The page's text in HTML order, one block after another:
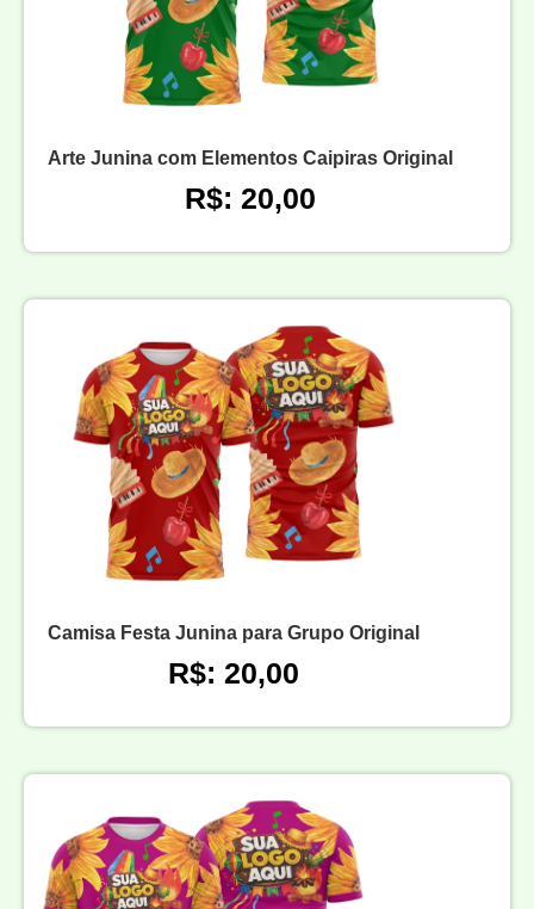
Arte Junina com Elementos Caipiras Original
R$: 20,00
Camisa Festa Junina para Grupo Original
R$: 20,00